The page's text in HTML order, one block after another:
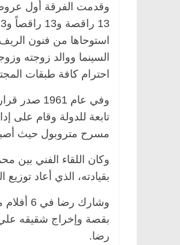
استوحاها من فنون
السينما ووالد زوجته
احترام كافة طبقات
وفي عام
مسرح متروبول حيث
وكان اللقاء الفني بين
بقيادته، الذي أعاد
بقصة وإخراج شقيقه
رضا.